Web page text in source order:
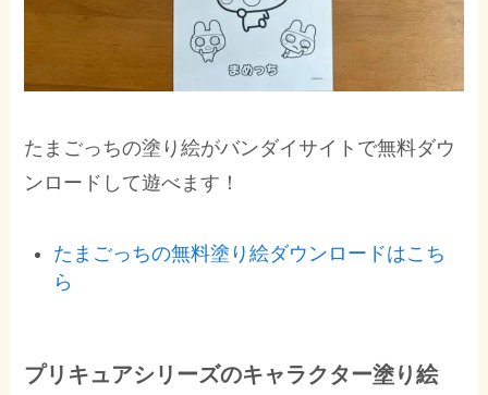
たまごっちの塗り絵がバンダイサイトで無料ダウ
ンロードして遊べます！
たまごっちの無料塗り絵ダウンロードはこち
ら
プリキュアシリーズのキャラクター塗り絵